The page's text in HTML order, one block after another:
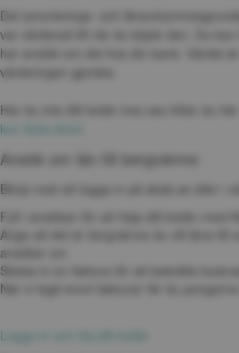
Det amorterings- och
var värderad till när du köpte den. Du kan
har ansökt om det hos din bank. Värdet
värderingen gjordes.
Har du inte ditt bolån hos oss hittar du här
kan flytta lånet
Ansök om lån till bergvärme
Börja med att logga in på sbab.se eller i
Fyll i ansökan för att höja ditt bolån med
Ange att det är bergvärme du vill låna till
ansöker om
Skicka in en faktura för att bekräfta
När vi tagit emot fakturan får du pengarna
Logga in och höj ditt bolån